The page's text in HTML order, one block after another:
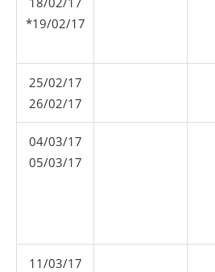
*19/02/17
25/02/17
26/02/17
04/03/17
05/03/17
11/03/17